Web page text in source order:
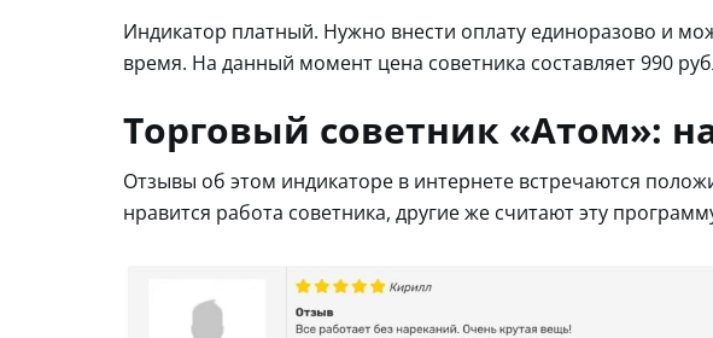
Индикатор платный. Нужно внести оплату единоразово и
время. На данный момент цена советника составляет 990
Торговый советник «Атом»:
Отзывы об этом индикаторе в интернете встречаются
нравится работа советника, другие же считают эту